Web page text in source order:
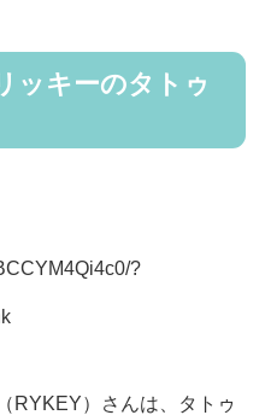
ッキーのタトゥ
?
RYKEY）さんは、タトゥ